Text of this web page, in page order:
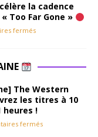
la cadence
Too Far Gone »
fermés
The Western
les titres à 10
heures !
fermés